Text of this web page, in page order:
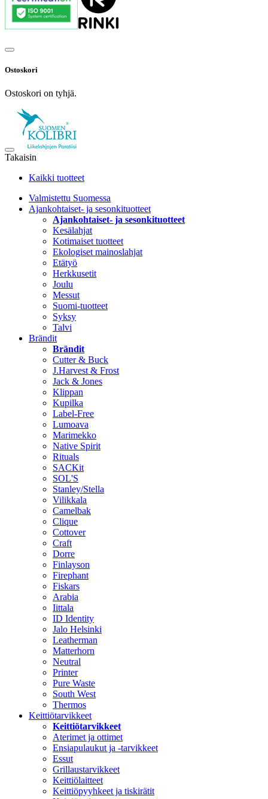
Ostoskori
Ostoskori on tyhjä.
Takaisin
Kaikki tuotteet
Valmistettu Suomessa
Ajankohtaiset- ja sesonkituotteet
Ajankohtaiset- ja sesonkituotteet
Kesälahjat
Kotimaiset tuotteet
Ekologiset mainoslahjat
Etätyö
Herkkusetit
Joulu
Messut
Suomi-tuotteet
Syksy
Talvi
Brändit
Brändit
Cutter & Buck
J.Harvest & Frost
Jack & Jones
Klippan
Kupilka
Label-Free
Lumoava
Marimekko
Native Spirit
Rituals
SACKit
SOL'S
Stanley/Stella
Vilikkala
Camelbak
Clique
Cottover
Craft
Dorre
Finlayson
Firephant
Fiskars
Arabia
Iittala
ID Identity
Jalo Helsinki
Leatherman
Matterhorn
Neutral
Printer
Pure Waste
South West
Thermos
Keittiötarvikkeet
Keittiötarvikkeet
Aterimet ja ottimet
Ensiapulaukut ja -tarvikkeet
Essut
Grillaustarvikkeet
Keittiölaitteet
Keittiöpyyhkeet ja tiskirätit